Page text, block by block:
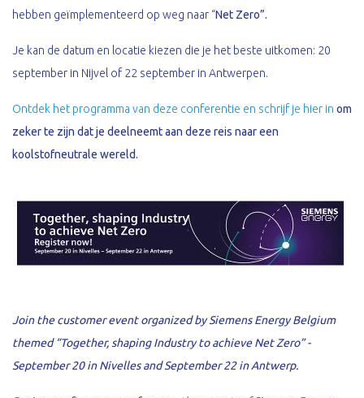
hebben geïmplementeerd op weg naar “Net Zero”.
Je kan de datum en locatie kiezen die je het beste uitkomen: 20
september in Nijvel of 22 september in Antwerpen.
Ontdek het programma van deze conferentie en schrijf je hier in om
zeker te zijn dat je deelneemt aan deze reis naar een
koolstofneutrale wereld.
Join the customer event organized by Siemens Energy Belgium
themed “Together, shaping Industry to achieve Net Zero” -
September 20in Nivelles and September 22 in Antwerp.